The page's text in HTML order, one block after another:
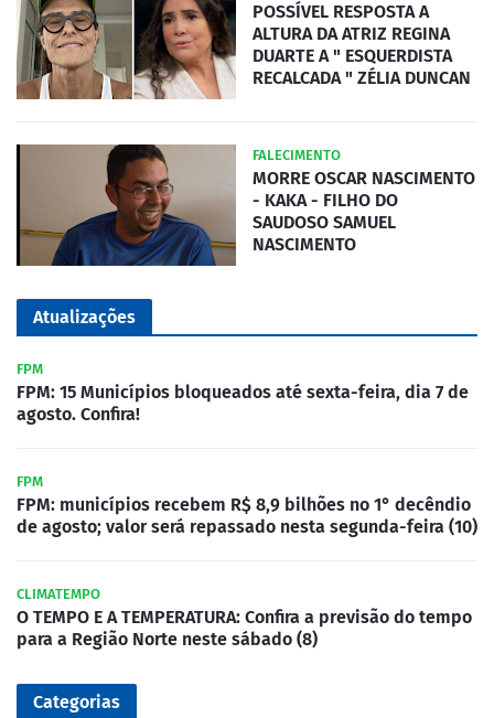
POSSÍVEL RESPOSTA A
ALTURA DA ATRIZ REGINA
DUARTE A " ESQUERDISTA
RECALCADA " ZÉLIA DUNCAN
FALECIMENTO
MORRE OSCAR NASCIMENTO
- KAKA - FILHO DO
SAUDOSO SAMUEL
NASCIMENTO
Atualizações
FPM
FPM: 15 Municípios bloqueados até sexta-feira, dia 7 de
agosto. Confira!
FPM
FPM: municípios recebem R$ 8,9 bilhões no 1° decêndio
de agosto; valor será repassado nesta segunda-feira (10)
CLIMATEMPO
O TEMPO E A TEMPERATURA: Confira a previsão do tempo
para a Região Norte neste sábado (8)
Categorias